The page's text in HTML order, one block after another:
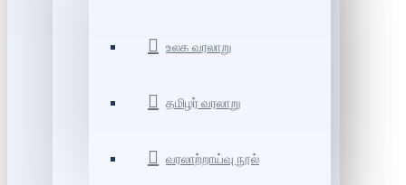
உலக வரலாறு
தமிழர் வரலாறு
வரலாற்றாய்வு நூல்